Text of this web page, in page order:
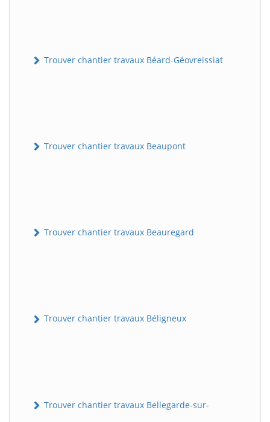
Trouver chantier travaux Béard-Géovreissiat
Trouver chantier travaux Beaupont
Trouver chantier travaux Beauregard
Trouver chantier travaux Béligneux
Trouver chantier travaux Bellegarde-sur-